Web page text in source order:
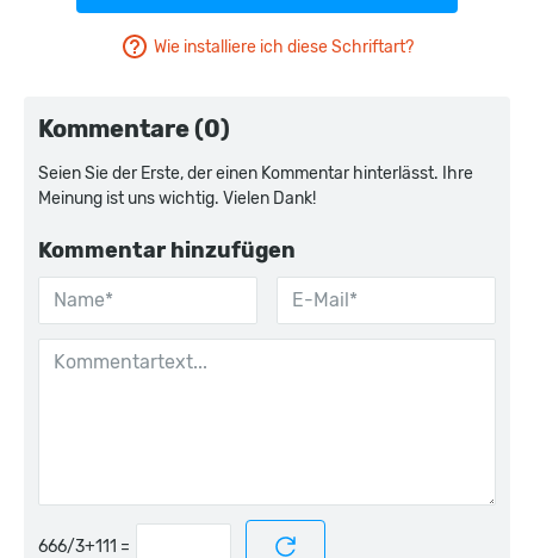
Wie installiere ich diese Schriftart?
Kommentare (0)
Seien Sie der Erste, der einen Kommentar hinterlässt. Ihre
Meinung ist uns wichtig. Vielen Dank!
Kommentar hinzufügen
=